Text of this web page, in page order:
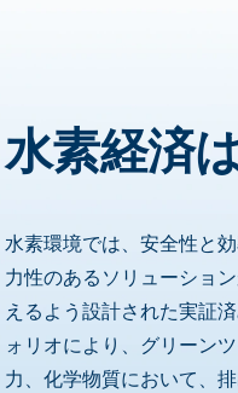
水素経済
水素環境では、安全性と
力性のあるソリューショ
えるよう設計された実証
ォリオにより、グリーン
力、化学物質において、